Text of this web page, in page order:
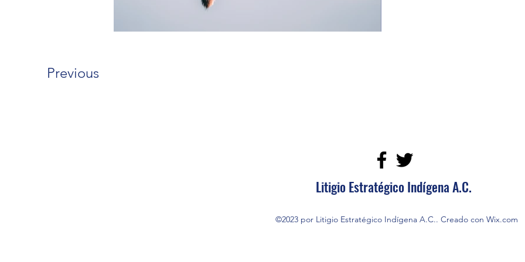
Previous
Litigio Estratégico Indígena A.C.
©2023 por Litigio Estratégico Indígena A.C.. Creado con Wix.com